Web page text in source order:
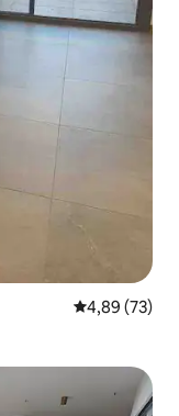
4,89 (73)